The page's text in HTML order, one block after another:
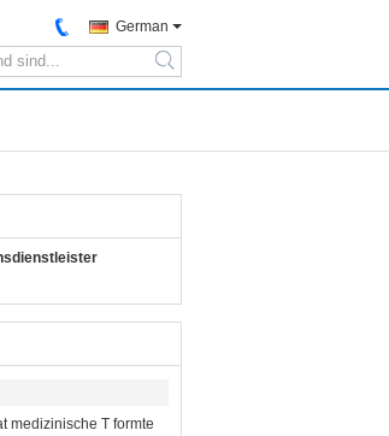
German
search
medizinische T formte